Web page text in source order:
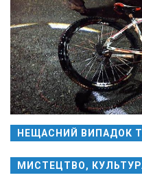
НЕЩАСНИЙ ВИПАДОК
МИСТЕЦТВО,